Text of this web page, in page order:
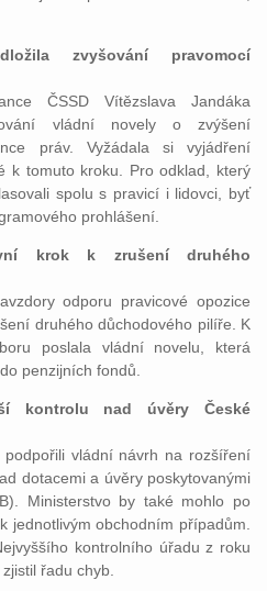
zvyšování pravomocí
ČSSD Vítězslava Jandáka
vládní novely o zvýšení
práv. Vyžádala si vyjádření
k tomuto kroku. Pro odklad, který
spolu s pravicí i lidovci, byť
prohlášení.
krok k zrušení druhého
odporu pravicové opozice
druhého důchodového pilíře. K
poslala vládní novelu, která
penzijních fondů.
kontrolu nad úvěry České
vládní návrh na rozšíření
dotacemi a úvěry poskytovanými
Ministerstvo by také mohlo po
jednotlivým obchodním případům.
kontrolního úřadu z roku
řadu chyb.